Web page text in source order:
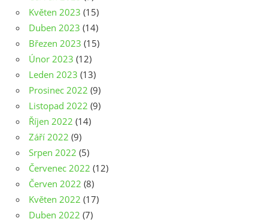
Květen 2023 (15)
Duben 2023 (14)
Březen 2023 (15)
Únor 2023 (12)
Leden 2023 (13)
Prosinec 2022 (9)
Listopad 2022 (9)
Říjen 2022 (14)
Září 2022 (9)
Srpen 2022 (5)
Červenec 2022 (12)
Červen 2022 (8)
Květen 2022 (17)
Duben 2022 (7)